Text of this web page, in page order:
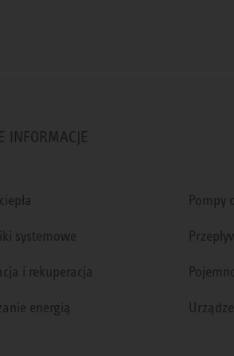
INFORMACJE
systemowe
i rekuperacja
energią
Pompy